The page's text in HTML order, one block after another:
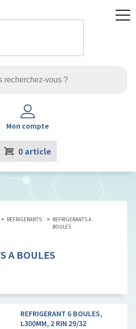
Mon compte
0 article
REFRIGERANTS
REFRIGERANTS A
BOULES
A BOULES
REFRIGERANT 6 BOULES,
L300MM, 2 RIN 29/32